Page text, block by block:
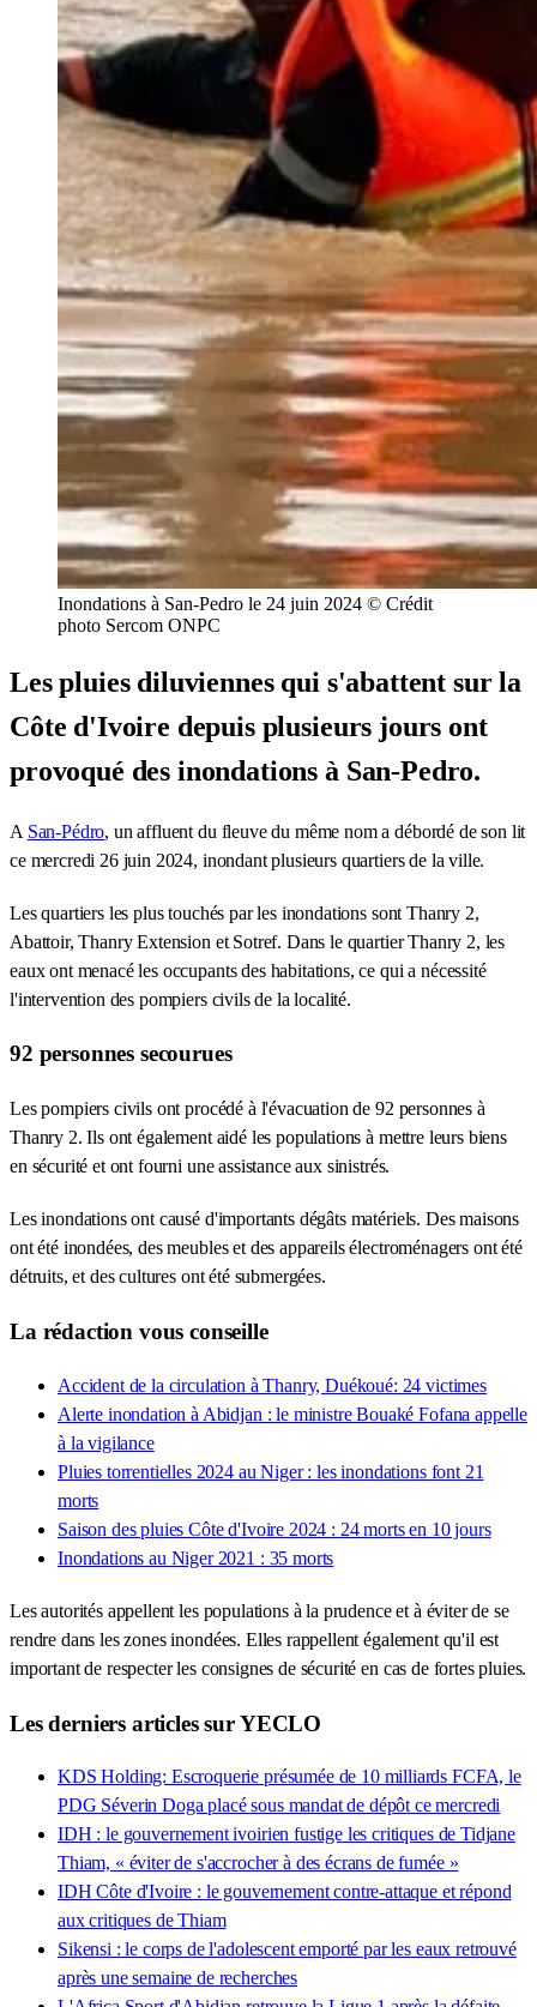
Inondations à San-Pedro le 24 juin 2024 © Crédit
photo Sercom ONPC
Les pluies diluviennes qui s'abattent sur la
Côte d'Ivoire depuis plusieurs jours ont
provoqué des inondations à San-Pedro.
A San-Pédro, un affluent du fleuve du même nom a débordé de son lit
ce mercredi 26 juin 2024, inondant plusieurs quartiers de la ville.
Les quartiers les plus touchés par les inondations sont Thanry 2,
Abattoir, Thanry Extension et Sotref. Dans le quartier Thanry 2, les
eaux ont menacé les occupants des habitations, ce qui a nécessité
l'intervention des pompiers civils de la localité.
92 personnes secourues
Les pompiers civils ont procédé à l'évacuation de 92 personnes à
Thanry 2. Ils ont également aidé les populations à mettre leurs biens
en sécurité et ont fourni une assistance aux sinistrés.
Les inondations ont causé d'importants dégâts matériels. Des maisons
ont été inondées, des meubles et des appareils électroménagers ont été
détruits, et des cultures ont été submergées.
La rédaction vous conseille
Accident de la circulation à Thanry, Duékoué: 24 victimes
Alerte inondation à Abidjan : le ministre Bouaké Fofana appelle
à la vigilance
Pluies torrentielles 2024 au Niger : les inondations font 21
morts
Saison des pluies Côte d'Ivoire 2024 : 24 morts en 10 jours
Inondations au Niger 2021 : 35 morts
Les autorités appellent les populations à la prudence et à éviter de se
rendre dans les zones inondées. Elles rappellent également qu'il est
important de respecter les consignes de sécurité en cas de fortes pluies.
Les derniers articles sur YECLO
KDS Holding: Escroquerie présumée de 10 milliards FCFA, le
PDG Séverin Doga placé sous mandat de dépôt ce mercredi
IDH : le gouvernement ivoirien fustige les critiques de Tidjane
Thiam, « éviter de s'accrocher à des écrans de fumée »
IDH Côte d'Ivoire : le gouvernement contre-attaque et répond
aux critiques de Thiam
Sikensi : le corps de l'adolescent emporté par les eaux retrouvé
après une semaine de recherches